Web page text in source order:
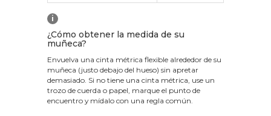
i
¿Cómo obtener la medida de su
muñeca?
Envuelva una cinta métrica flexible alrededor de su
muñeca (justo debajo del hueso) sin apretar
demasiado. Si no tiene una cinta métrica, use un
trozo de cuerda o papel, marque el punto de
encuentro y mídalo con una regla común.